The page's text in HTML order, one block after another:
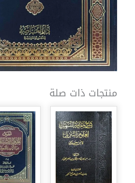
منتجات ذات صلة